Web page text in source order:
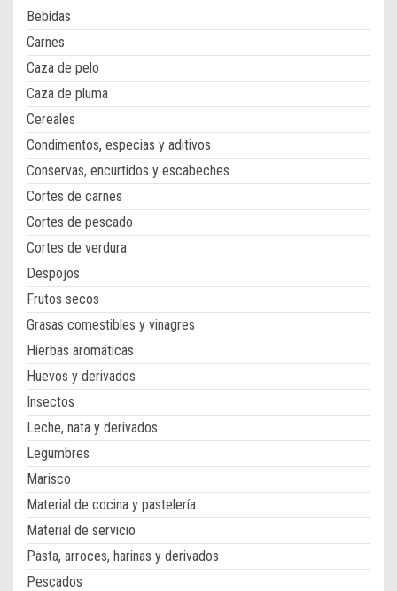
Bebidas
Carnes
Caza de pelo
Caza de pluma
Cereales
Condimentos, especias y aditivos
Conservas, encurtidos y escabeches
Cortes de carnes
Cortes de pescado
Cortes de verdura
Despojos
Frutos secos
Grasas comestibles y vinagres
Hierbas aromáticas
Huevos y derivados
Insectos
Leche, nata y derivados
Legumbres
Marisco
Material de cocina y pastelería
Material de servicio
Pasta, arroces, harinas y derivados
Pescados